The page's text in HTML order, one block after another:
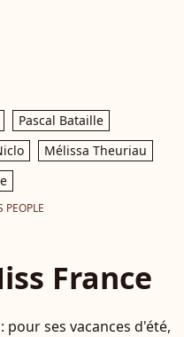
Pascal Bataille
Mélissa Theuriau
PEOPLE
France
ses vacances d'été,